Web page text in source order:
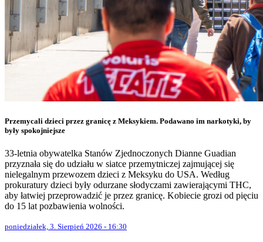
Przemycali dzieci przez granicę z Meksykiem. Podawano im narkotyki, by
były spokojniejsze
33-letnia obywatelka Stanów Zjednoczonych Dianne Guadian
przyznała się do udziału w siatce przemytniczej zajmującej się
nielegalnym przewozem dzieci z Meksyku do USA. Według
prokuratury dzieci były odurzane słodyczami zawierającymi THC,
aby łatwiej przeprowadzić je przez granicę. Kobiecie grozi od pięciu
do 15 lat pozbawienia wolności.
poniedziałek, 3. Sierpień 2026 - 16:30